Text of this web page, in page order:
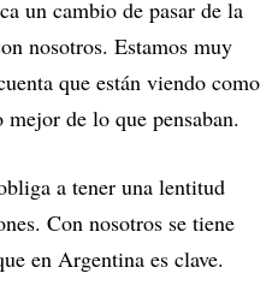
un cambio de pasar de la
nosotros. Estamos muy
que están viendo como
de lo que pensaban.
a tener una lentitud
Con nosotros se tiene
en Argentina es clave.